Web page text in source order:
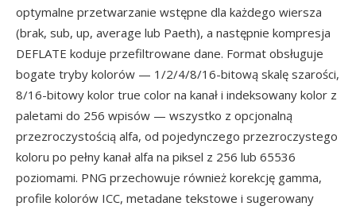
optymalne przetwarzanie wstępne dla każdego wiersza
(brak, sub, up, average lub Paeth), a następnie kompresja
DEFLATE koduje przefiltrowane dane. Format obsługuje
bogate tryby kolorów — 1/2/4/8/16-bitową skalę szarości,
8/16-bitowy kolor true color na kanał i indeksowany kolor z
paletami do 256 wpisów — wszystko z opcjonalną
przezroczystością alfa, od pojedynczego przezroczystego
koloru po pełny kanał alfa na piksel z 256 lub 65536
poziomami. PNG przechowuje również korekcję gamma,
profile kolorów ICC, metadane tekstowe i sugerowany